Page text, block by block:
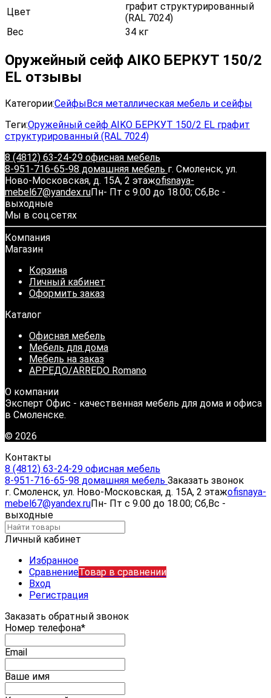
Цвет
графит структурированный
(RAL 7024)
Вес
34 кг
Оружейный сейф AIKO БЕРКУТ 150/2
EL отзывы
Категории:СейфыВся металлическая мебель и сейфы
Теги:Оружейный сейф AIKO БЕРКУТ 150/2 EL графит
структурированный (RAL 7024)
8 (4812) 63-24-29 офисная мебель
8-951-716-65-98 домашняя мебель г. Смоленск, ул.
Ново-Московская, д. 15А, 2 этажofisnaya-
mebel67@yandex.ruПн- Пт с 9.00 до 18.00; Сб,Вс -
выходные
Мы в соц.сетях
Компания
Магазин
Корзина
Личный кабинет
Оформить заказ
Каталог
Офисная мебель
Мебель для дома
Мебель на заказ
АРРЕДО/ARREDO Romano
О компании
Эксперт Офис - качественная мебель для дома и офиса
в Смоленске.
© 2026
Контакты
8 (4812) 63-24-29 офисная мебель
8-951-716-65-98 домашняя мебель Заказать звонок
г. Смоленск, ул. Ново-Московская, д. 15А, 2 этажofisnaya-
mebel67@yandex.ruПн- Пт с 9.00 до 18.00; Сб,Вс -
выходные
Личный кабинет
Избранное
СравнениеТовар в сравнении
Вход
Регистрация
Заказать обратный звонок
Номер телефона*
Email
Ваше имя